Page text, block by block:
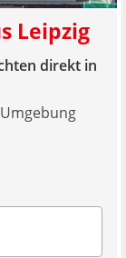
Leipzig
direkt in